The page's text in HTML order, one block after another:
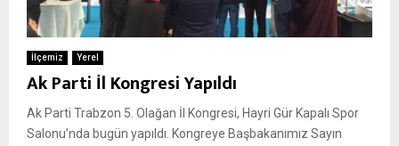
İlçemiz Yerel
Ak Parti İl Kongresi Yapıldı
Ak Parti Trabzon 5. Olağan İl Kongresi, Hayri Gür Kapalı Spor
Salonu’nda bugün yapıldı. Kongreye Başbakanımız Sayın